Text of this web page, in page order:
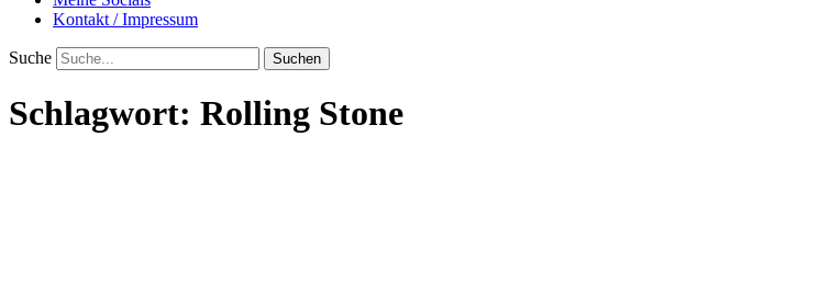
Kontakt / Impressum
Suche
Schlagwort: Rolling Stone